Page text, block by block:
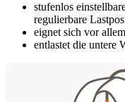
stufenlos
regulierbare
eignet sich vor
entlastet die untere